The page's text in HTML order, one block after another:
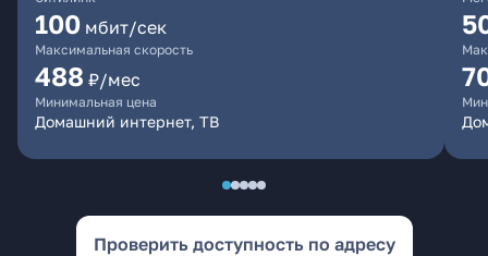
100 мбит/сек
Максимальная скорость
488 ₽/мес
Минимальная цена
Домашний интернет, ТВ
Проверить доступность по адресу